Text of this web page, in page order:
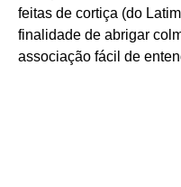
feitas de cortiça (do
finalidade de abrigar
associação fácil de